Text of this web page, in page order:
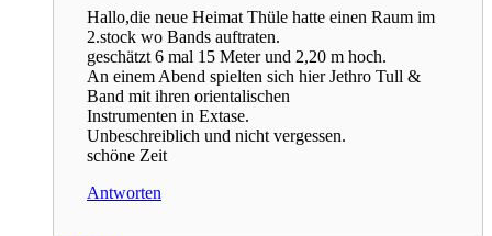
Hallo,die neue Heimat Thüle hatte einen Raum im
2.stock wo Bands auftraten.
geschätzt 6 mal 15 Meter und 2,20 m hoch.
An einem Abend spielten sich hier Jethro Tull &
Band mit ihren orientalischen
Instrumenten in Extase.
Unbeschreiblich und nicht vergessen.
schöne Zeit
Antworten